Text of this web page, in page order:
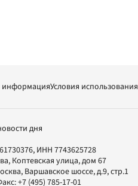
информацияУсловия использования
дня
ИНН 7743625728
Коптевская улица, дом 67
, Варшавское шоссе, д.9, стр.1
+7 (495) 785-17-01